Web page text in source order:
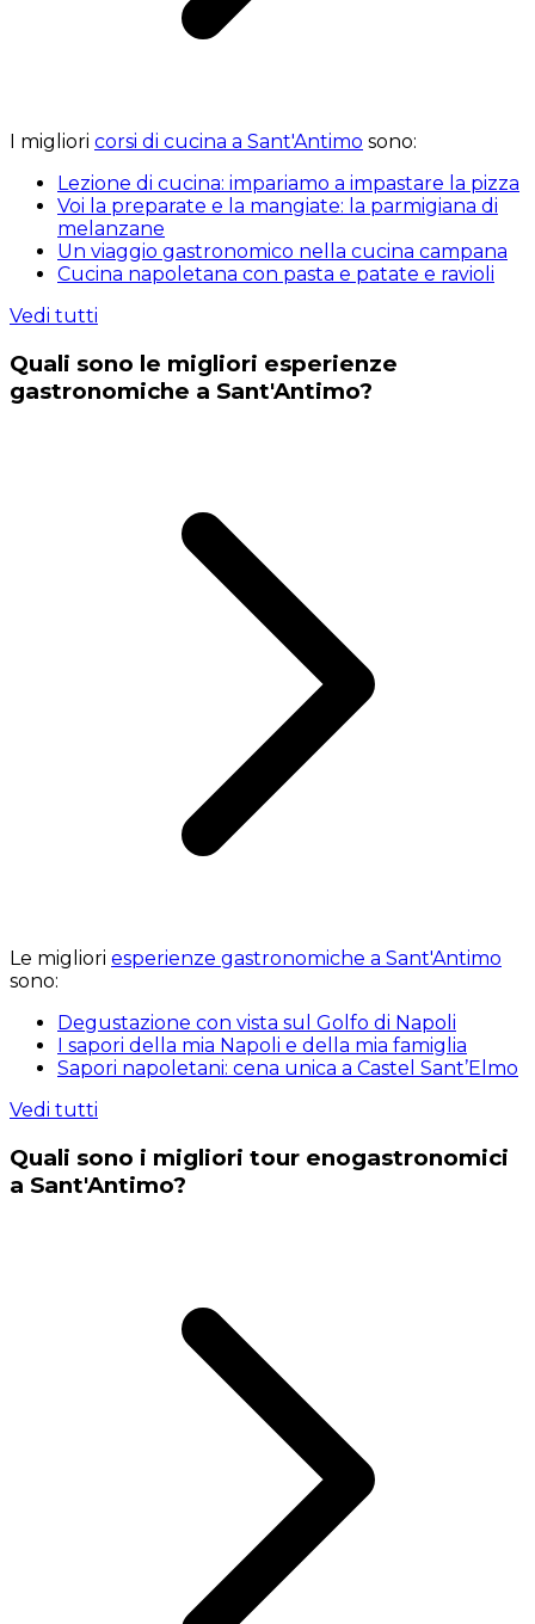
I migliori corsi di cucina a Sant'Antimo sono:
Lezione di cucina: impariamo a impastare la pizza
Voi la preparate e la mangiate: la parmigiana di
melanzane
Un viaggio gastronomico nella cucina campana
Cucina napoletana con pasta e patate e ravioli
Vedi tutti
Quali sono le migliori esperienze
gastronomiche a Sant'Antimo?
Le migliori esperienze gastronomiche a Sant'Antimo
sono:
Degustazione con vista sul Golfo di Napoli
I sapori della mia Napoli e della mia famiglia
Sapori napoletani: cena unica a Castel Sant’Elmo
Vedi tutti
Quali sono i migliori tour enogastronomici
a Sant'Antimo?